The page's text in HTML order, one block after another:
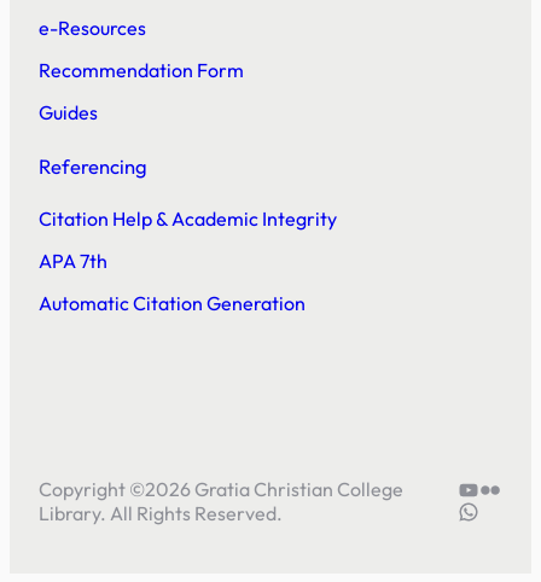
e-Resources
Recommendation Form
Guides
Referencing
Citation Help & Academic Integrity
APA 7th
Automatic Citation Generation
Copyright ©2026 Gratia Christian College
Library. All Rights Reserved.
YouTube
Flickr